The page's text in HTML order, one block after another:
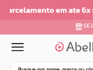
Busque por nome, marca